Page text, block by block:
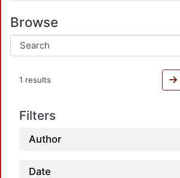
Browse
1 results
Filters
Author
Date